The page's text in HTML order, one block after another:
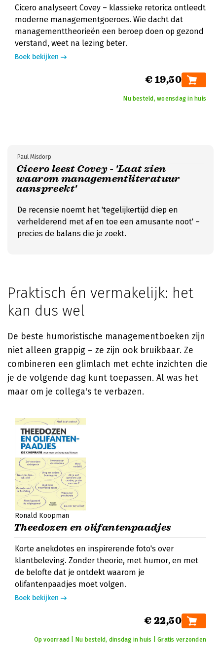
Cicero analyseert Covey – klassieke retorica ontleedt
moderne managementgoeroes. Wie dacht dat
managementtheorieën een beroep doen op gezond
verstand, weet na lezing beter.
Boek bekijken
€ 19,50
Nu besteld, woensdag in huis
Cicero leest Covey - 'Laat zien
waarom managementliteratuur
aanspreekt'
Paul Misdorp
De recensie noemt het 'tegelijkertijd diep en
verhelderend met af en toe een amusante noot' –
precies de balans die je zoekt.
Praktisch én vermakelijk: het
kan dus wel
De beste humoristische managementboeken zijn
niet alleen grappig – ze zijn ook bruikbaar. Ze
combineren een glimlach met echte inzichten die
je de volgende dag kunt toepassen. Al was het
maar om je collega's te verbazen.
Ronald Koopman
Theedozen en olifantenpaadjes
Korte anekdotes en inspirerende foto's over
klantbeleving. Zonder theorie, met humor, en met
de belofte dat je ontdekt waarom je
olifantenpaadjes moet volgen.
Boek bekijken
€ 22,50
Op voorraad | Nu besteld, dinsdag in huis | Gratis verzonden